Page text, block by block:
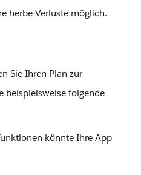
herbe Verluste möglich.
Sie Ihren Plan zur
beispielsweise folgende
könnte Ihre App